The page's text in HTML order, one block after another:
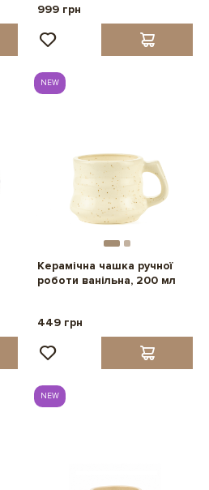
999 грн
NEW
Керамічна чашка ручної
роботи ванільна, 200 мл
449 грн
NEW